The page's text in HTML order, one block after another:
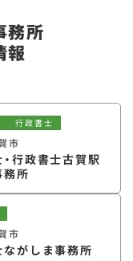
務所
報
行政書士
市
行政書士古賀駅
務所
市
がしま事務所